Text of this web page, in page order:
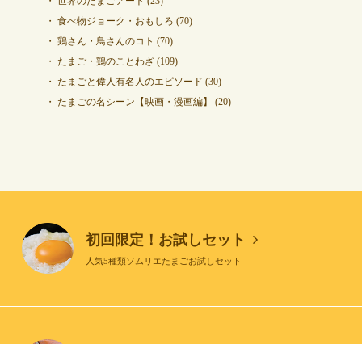
食べ物ジョーク・おもしろ (70)
鶏さん・鳥さんのコト (70)
たまご・鶏のことわざ(109)
たまごと偉人有名人のエピソード (30)
たまごの名シーン【映画・漫画編】
(20)
初回限定！お試しセット
人気5種類ソムリエたまごお試しセット